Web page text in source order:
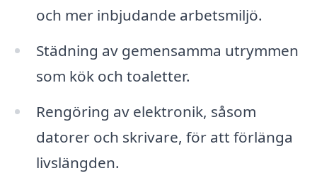
och mer inbjudande arbetsmiljö.
Städning av gemensamma utrymmen
som kök och toaletter.
Rengöring av elektronik, såsom
datorer och skrivare, för att förlänga
livslängden.